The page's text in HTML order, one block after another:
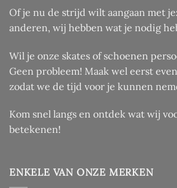
Of je nu de strijd wilt aangaan met
anderen, wij hebben wat je nodig
Wil je onze skates of schoenen
Geen probleem! Maak wel eerst
zodat we de tijd voor je kunnen
Kom snel langs en ontdek wat wij
betekenen!
ENKELE VAN ONZE MERKEN